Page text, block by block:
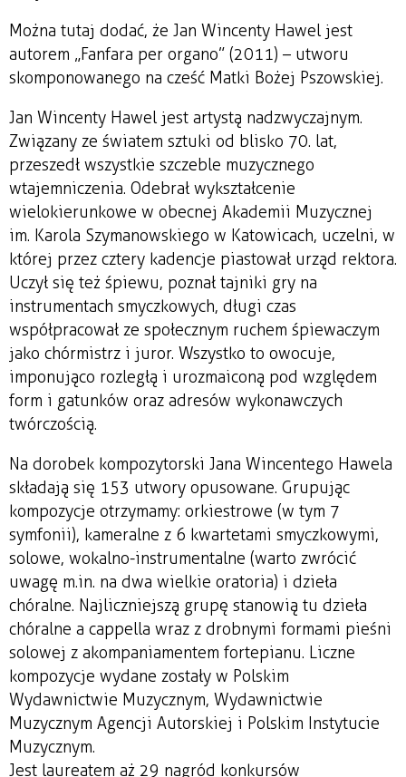
Można tutaj dodać, że Jan Wincenty Hawel jest
autorem „Fanfara per organo” (2011) – utworu
skomponowanego na cześć Matki Bożej Pszowskiej.
Jan Wincenty Hawel jest artystą nadzwyczajnym.
Związany ze światem sztuki od blisko 70. lat,
przeszedł wszystkie szczeble muzycznego
wtajemniczenia. Odebrał wykształcenie
wielokierunkowe w obecnej Akademii Muzycznej
im. Karola Szymanowskiego w Katowicach, uczelni, w
której przez cztery kadencje piastował urząd rektora.
Uczył się też śpiewu, poznał tajniki gry na
instrumentach smyczkowych, długi czas
współpracował ze społecznym ruchem śpiewaczym
jako chórmistrz i juror. Wszystko to owocuje,
imponująco rozległą i urozmaiconą pod względem
form i gatunków oraz adresów wykonawczych
twórczością.
Na dorobek kompozytorski Jana Wincentego Hawela
składają się 153 utwory opusowane. Grupując
kompozycje otrzymamy: orkiestrowe (w tym 7
symfonii), kameralne z 6 kwartetami smyczkowymi,
solowe, wokalno-instrumentalne (warto zwrócić
uwagę m.in. na dwa wielkie oratoria) i dzieła
chóralne. Najliczniejszą grupę stanowią tu dzieła
chóralne a cappella wraz z drobnymi formami pieśni
solowej z akompaniamentem fortepianu. Liczne
kompozycje wydane zostały w Polskim
Wydawnictwie Muzycznym, Wydawnictwie
Muzycznym Agencji Autorskiej i Polskim Instytucie
Muzycznym.
Jest laureatem aż 29 nagród konkursów